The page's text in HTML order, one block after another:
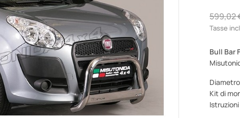
599,02
Tasse
Bull Bar
Kit di